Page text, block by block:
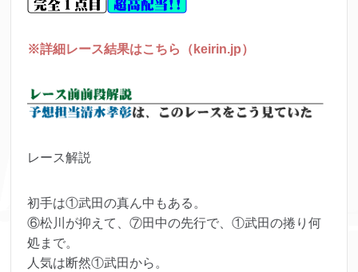
※詳細レース結果はこちら（keirin.jp）
レース解説
初手は①武田の真ん中もある。
⑥松川が抑えて、⑦田中の先行で、①武田の捲り何
処まで。
人気は断然①武田から。